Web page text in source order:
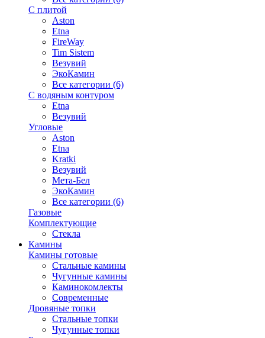
С плитой
Aston
Etna
FireWay
Tim Sistem
Везувий
ЭкоКамин
Все категории (6)
С водяным контуром
Etna
Везувий
Угловые
Aston
Etna
Kratki
Везувий
Мета-Бел
ЭкоКамин
Все категории (6)
Газовые
Комплектующие
Стекла
Камины
Камины готовые
Стальные камины
Чугунные камины
Каминокомлекты
Современные
Дровяные топки
Стальные топки
Чугунные топки